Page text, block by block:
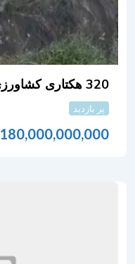
320 هکتاری کشاورزی
پر بازدید
180,000,000,000